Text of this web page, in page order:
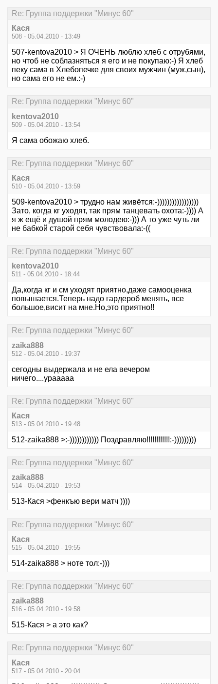
Re: Группа поддержки "Минус 60"
Кася
508 - 05.04.2010 - 13:49
507-kentova2010 > Я ОЧЕНЬ люблю хлеб с отрубями,
но чтоб не соблазняться я его и не покупаю:-) Я хлеб
пеку сама в Хлебопечке для своих мужчин (муж,сын),
но сама его не ем.:-)
Re: Группа поддержки "Минус 60"
kentova2010
509 - 05.04.2010 - 13:54
Я сама обожаю хлеб.
Re: Группа поддержки "Минус 60"
Кася
510 - 05.04.2010 - 13:59
509-kentova2010 > трудно нам живётся:-)))))))))))))))))
Зато, когда кг уходят, так прям танцевать охота:-)))) А
я ж ещё и душой прям молодею:-))) А то уже чуть ли
не бабкой старой себя чувствовала:-((
Re: Группа поддержки "Минус 60"
kentova2010
511 - 05.04.2010 - 18:44
Да,когда кг и см уходят приятно,даже самооценка
повышается.Теперь надо гардероб менять, все
большое,висит на мне.Но,это приятно!!
Re: Группа поддержки "Минус 60"
zaika888
512 - 05.04.2010 - 19:37
сегодны выдержала и не ела вечером
ничего....урааааа
Re: Группа поддержки "Минус 60"
Кася
513 - 05.04.2010 - 19:48
512-zaika888 >:-)))))))))))) Поздравляю!!!!!!!!!!!!:-)))))))))
Re: Группа поддержки "Минус 60"
zaika888
514 - 05.04.2010 - 19:53
513-Кася >фенкъю вери матч ))))
Re: Группа поддержки "Минус 60"
Кася
515 - 05.04.2010 - 19:55
514-zaika888 > ноте тол:-)))
Re: Группа поддержки "Минус 60"
zaika888
516 - 05.04.2010 - 19:58
515-Кася > а это как?
Re: Группа поддержки "Минус 60"
Кася
517 - 05.04.2010 - 20:04